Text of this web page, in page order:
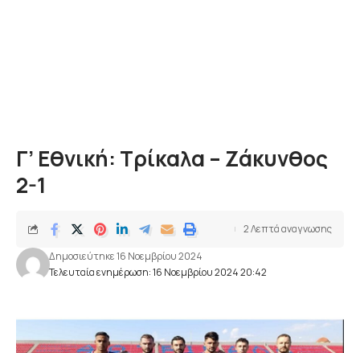
Γ’ Εθνική: Τρίκαλα – Ζάκυνθος
2-1
Τελευταία ενημέρωση: 16 Νοεμβρίου 2024 20:42
Δημοσιεύτηκε 16 Νοεμβρίου 2024
2 Λεπτά αναγνωσης